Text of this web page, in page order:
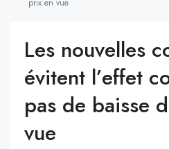
prix en vue
Les nouvelles
évitent l’effet
pas de baisse
vue